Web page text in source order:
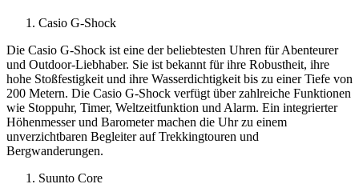
Casio G-Shock
Die Casio G-Shock ist eine der beliebtesten Uhren für Abenteurer
und Outdoor-Liebhaber. Sie ist bekannt für ihre Robustheit, ihre
hohe Stoßfestigkeit und ihre Wasserdichtigkeit bis zu einer Tiefe von
200 Metern. Die Casio G-Shock verfügt über zahlreiche Funktionen
wie Stoppuhr, Timer, Weltzeitfunktion und Alarm. Ein integrierter
Höhenmesser und Barometer machen die Uhr zu einem
unverzichtbaren Begleiter auf Trekkingtouren und
Bergwanderungen.
Suunto Core